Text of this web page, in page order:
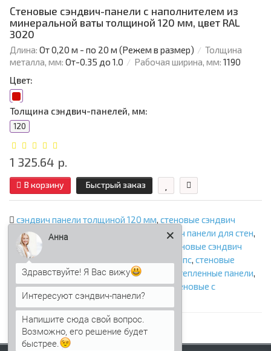
Стеновые сэндвич-панели с наполнителем из
минеральной ваты толщиной 120 мм, цвет RAL
3020
Длина: От 0,20 м - по 20 м (Режем в размер)
Толщина
металла, мм: От-0.35 до 1.0 Рабочая ширина, мм: 1190
Цвет:
Толщина сэндвич-панелей, мм:
120
1 325.64 р.
В корзину Быстрый заказ
сэндвич панели толщиной 120 мм, стеновые сэндвич
панели, сэндвич панели стеновые сэндвич панели для стен,
стеновые сэндвич панели с минватой
стеновые сэндвич
панели с ппу
стеновые сэндвич панели с ппс, стеновые
сэндвич панели с пир,стеновые панели утепленные панели,
панели с утеплителем,сэндвич панели стеновые с
наполнителем, фасадные сэндвич панели
Анна
Здравствуйте! Я Вас вижу
Интересуют сэндвич-панели?
Напишите сюда свой вопрос.
Возможно, его решение будет
быстрее.